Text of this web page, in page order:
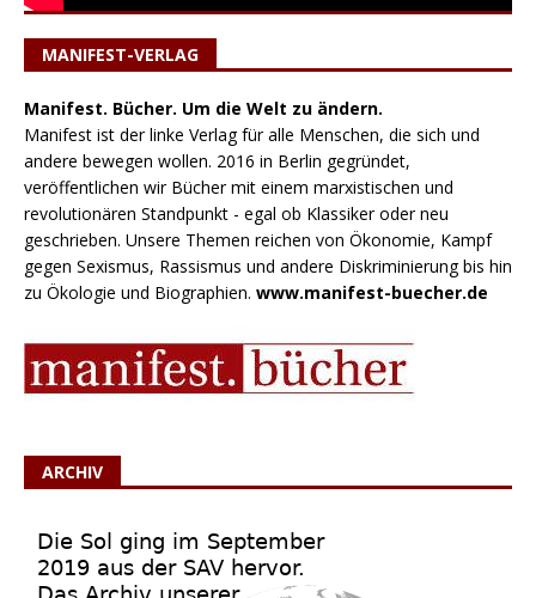
MANIFEST-VERLAG
Manifest. Bücher. Um die Welt zu ändern.
Manifest ist der linke Verlag für alle Menschen, die sich und
andere bewegen wollen. 2016 in Berlin gegründet,
veröffentlichen wir Bücher mit einem marxistischen und
revolutionären Standpunkt - egal ob Klassiker oder neu
geschrieben. Unsere Themen reichen von Ökonomie, Kampf
gegen Sexismus, Rassismus und andere Diskriminierung bis hin
zu Ökologie und Biographien. www.manifest-buecher.de
ARCHIV